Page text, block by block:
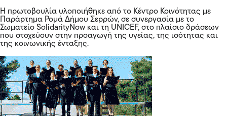
Η πρωτοβουλία υλοποιήθηκε από το Κέντρο Κοινότητας με
Παράρτημα Ρομά Δήμου Σερρών, σε συνεργασία με το
Σωματείο SolidarityNow και τη UNICEF, στο πλαίσιο δράσεων
που στοχεύουν στην προαγωγή της υγείας, της ισότητας και
της κοινωνικής ένταξης.